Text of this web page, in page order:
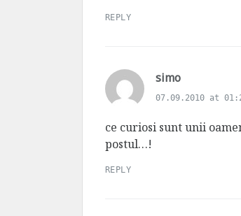
REPLY
simos
a
s
07.09.2010 at
ce curiosi sunt unii
postul…!
REPLY